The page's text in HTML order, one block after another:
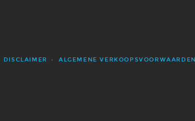
DISCLAIMER ALGEMENE VERKOOPSVOORWAARDEN